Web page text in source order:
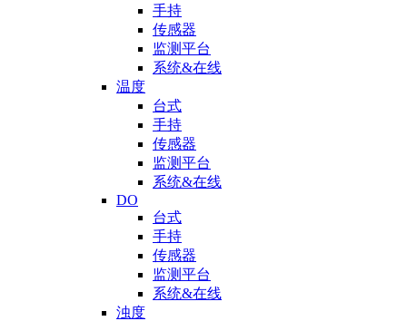
手持
传感器
监测平台
系统&在线
温度
台式
手持
传感器
监测平台
系统&在线
DO
台式
手持
传感器
监测平台
系统&在线
浊度